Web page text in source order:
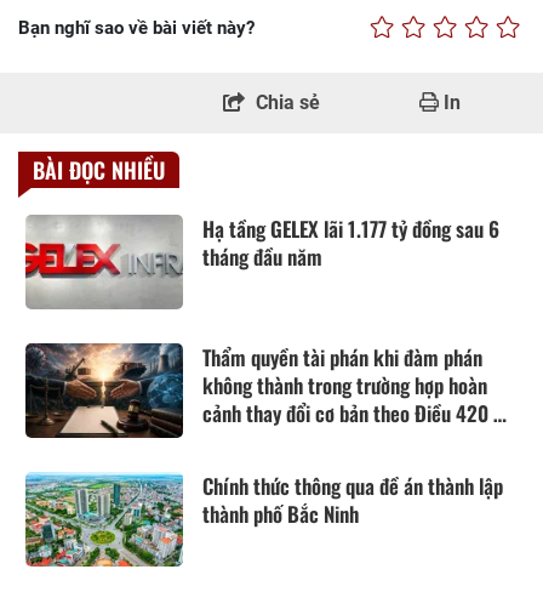
Bạn nghĩ sao về bài viết này?
Chia sẻ In
BÀI ĐỌC NHIỀU
Hạ tầng GELEX lãi 1.177 tỷ đồng sau 6
tháng đầu năm
Thẩm quyền tài phán khi đàm phán
không thành trong trường hợp hoàn
cảnh thay đổi cơ bản theo Điều 420 Bộ
Chính thức thông qua đề án thành lập
thành phố Bắc Ninh